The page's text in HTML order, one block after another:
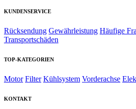
KUNDENSERVICE
Rücksendung Gewährleistung Häufige
Transportschäden
TOP-KATEGORIEN
Motor Filter Kühlsystem Vorderachse
KONTAKT